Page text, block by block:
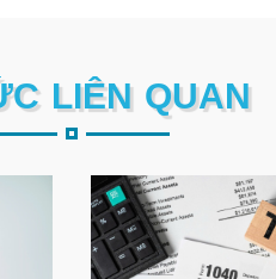
LIÊN QUAN